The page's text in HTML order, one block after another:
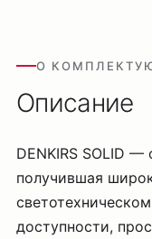
О
Описание
DENKIRS SOLID
получившая
доступности,